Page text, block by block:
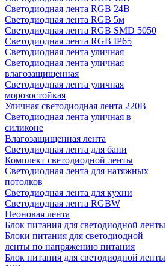
Светодиодная лента RGB 24В
Светодиодная лента RGB 5м
Светодиодная лента RGB SMD 5050
Светодиодная лента RGB IP65
Светодиодная лента уличная
Светодиодная лента уличная
влагозащищенная
Светодиодная лента уличная
морозостойкая
Уличная светодиодная лента 220В
Светодиодная лента уличная в
силиконе
Влагозащищенная лента
Светодиодная лента для бани
Комплект светодиодной ленты
Светодиодная лента для натяжных
потолков
Светодиодная лента для кухни
Светодиодная лента RGBW
Неоновая лента
Блок питания для светодиодной ленты
Блоки питания для светодиодной
ленты по напряжению питания
Блок питания для светодиодной ленты